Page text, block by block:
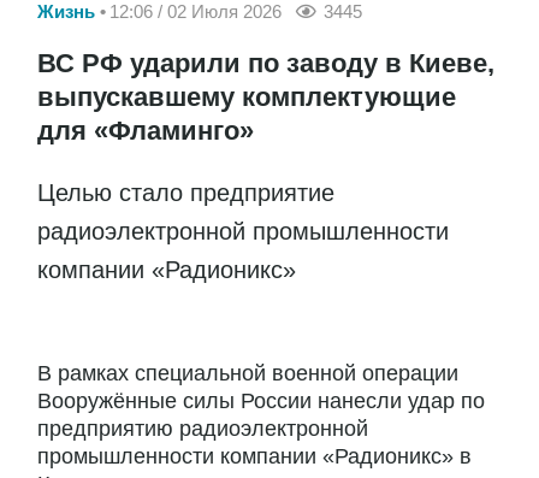
Жизнь 12:06 / 02 Июля 2026 3445
ВС РФ ударили по заводу в Киеве,
выпускавшему комплектующие
для «Фламинго»
Целью стало предприятие
радиоэлектронной промышленности
компании «Радионикс»
В рамках специальной военной операции
Вооружённые силы России нанесли удар по
предприятию радиоэлектронной
промышленности компании «Радионикс» в